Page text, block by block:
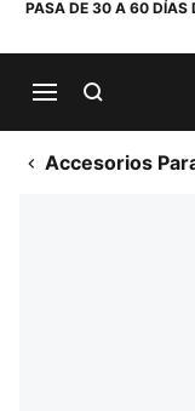
PASA DE 30 A 60 DÍAS
Accesorios